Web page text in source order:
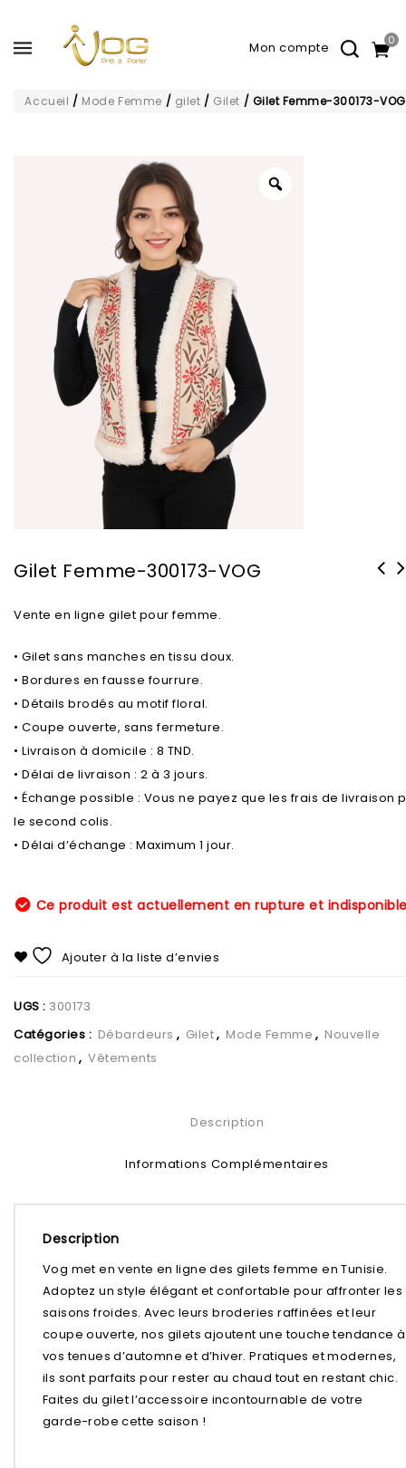
0
Accueil / Mode Femme / gilet / Gilet / Gilet Femme-300173-VOG
Gilet Femme-300173-VOG
Vente en ligne gilet pour femme.
• Gilet sans manches en tissu doux.
• Bordures en fausse fourrure.
• Détails brodés au motif floral.
• Coupe ouverte, sans fermeture.
• Livraison à domicile : 8 TND.
• Délai de livraison : 2 à 3 jours.
• Échange possible : Vous ne payez que les frais de livraison
le second colis.
• Délai d’échange : Maximum 1 jour.
Ce produit est actuellement en rupture et
Ajouter à la liste d’envies
UGS : 300173
Catégories : Débardeurs , Gilet, Mode Femme , Nouvelle
collection , Vêtements
Description
Informations Complémentaires
Description
Vog met en vente en ligne des gilets femme en Tunisie.
Adoptez un style élégant et confortable pour affronter les
saisons froides. Avec leurs broderies raffinées et leur
coupe ouverte, nos gilets ajoutent une touche tendance à
vos tenues d’automne et d’hiver. Pratiques et modernes,
ils sont parfaits pour rester au chaud tout en restant chic.
Faites du gilet l’accessoire incontournable de votre
garde-robe cette saison !